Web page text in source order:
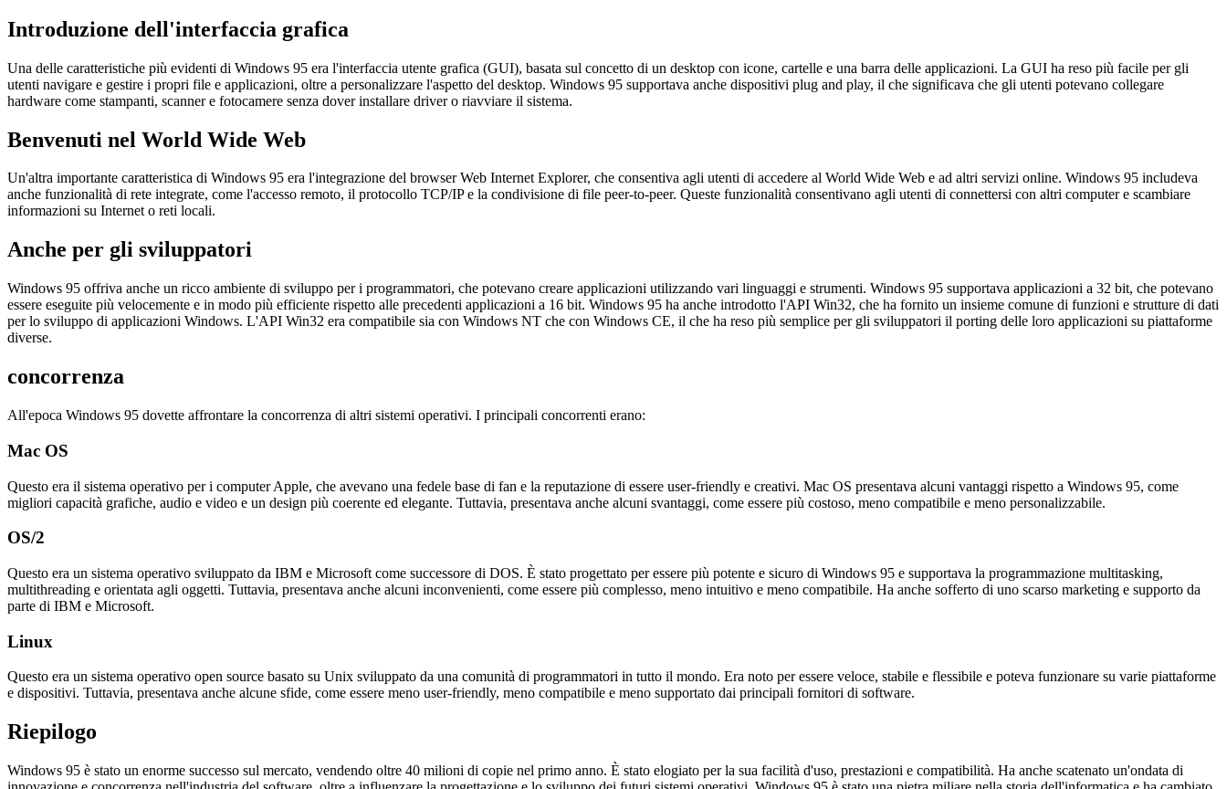
Windows 95 è stato un sistema operativo rivoluzionario che ha introdotto molte funzionalità che sono ancora ampiamente utilizzate oggi. In questo post del blog, riassumeremo alcune delle migliori caratteristiche
di Windows 95 e perché era così popolare tra utenti e sviluppatori.
Introduzione dell'interfaccia grafica
Una delle caratteristiche più evidenti di Windows 95 era l'interfaccia utente grafica (GUI), basata sul concetto di un desktop con icone, cartelle e una barra delle applicazioni. La GUI ha reso più facile per gli
utenti navigare e gestire i propri file e applicazioni, oltre a personalizzare l'aspetto del desktop. Windows 95 supportava anche dispositivi plug and play, il che significava che gli utenti potevano collegare
hardware come stampanti, scanner e fotocamere senza dover installare driver o riavviare il sistema.
Benvenuti nel World Wide Web
anche funzionalità di rete integrate, come l'accesso remoto, il protocollo TCP/IP e la condivisione di file peer-to-peer. Queste funzionalità consentivano agli utenti di connettersi con altri computer e scambiare
informazioni su Internet o reti locali.
Anche per gli sviluppatori
Windows 95 offriva anche un ricco ambiente di sviluppo per i programmatori, che potevano creare applicazioni utilizzando vari linguaggi e strumenti. Windows 95 supportava applicazioni a 32 bit, che potevano
diverse.
concorrenza
All'epoca Windows 95 dovette affrontare la concorrenza di altri sistemi operativi. I principali concorrenti erano:
Mac OS
Questo era il sistema operativo per i computer Apple, che avevano una fedele base di fan e la reputazione di essere user-friendly e creativi. Mac OS presentava alcuni vantaggi rispetto a Windows 95, come
migliori capacità grafiche, audio e video e un design più coerente ed elegante. Tuttavia, presentava anche alcuni svantaggi, come essere più costoso, meno compatibile e meno personalizzabile.
OS/2
Questo era un sistema operativo sviluppato da IBM e Microsoft come successore di DOS. È stato progettato per essere più potente e sicuro di Windows 95 e supportava la programmazione multitasking,
multithreading e orientata agli oggetti. Tuttavia, presentava anche alcuni inconvenienti, come essere più complesso, meno intuitivo e meno compatibile. Ha anche sofferto di uno scarso marketing e supporto da
parte di IBM e Microsoft.
Linux
Questo era un sistema operativo open source basato su Unix sviluppato da una comunità di programmatori in tutto il mondo. Era noto per essere veloce, stabile e flessibile e poteva funzionare su varie piattaforme
e dispositivi. Tuttavia, presentava anche alcune sfide, come essere meno user-friendly, meno compatibile e meno supportato dai principali fornitori di software.
Riepilogo